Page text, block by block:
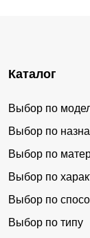
Каталог
Выбор по
Выбор по
Выбор по
Выбор по
Выбор по
Выбор по типу